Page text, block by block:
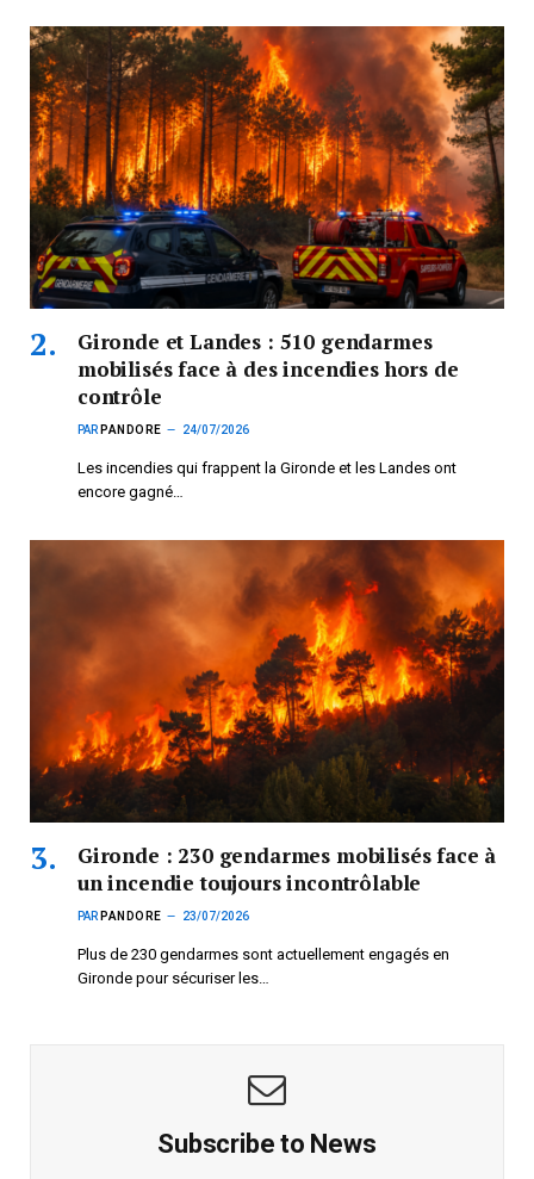
Gironde et Landes : 510 gendarmes
mobilisés face à des incendies hors de
contrôle
PAR PANDORE 24/07/2026
Les incendies qui frappent la Gironde et les Landes ont
encore gagné…
Gironde : 230 gendarmes mobilisés face à
un incendie toujours incontrôlable
PAR PANDORE 23/07/2026
Plus de 230 gendarmes sont actuellement engagés en
Gironde pour sécuriser les…
Subscribe to News